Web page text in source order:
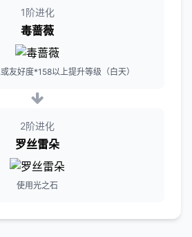
1阶进化
毒蔷薇
友好度*158以上提升等级（白天）
2阶进化
罗丝雷朵
使用光之石